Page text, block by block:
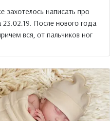
захотелось написать про
После нового года
вся, от пальчиков ног